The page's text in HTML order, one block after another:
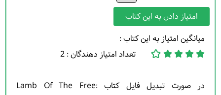
امتیاز دادن به این کتاب
میانگین امتیاز به این کتاب :
تعداد امتیاز دهندگان : 2
در صورت تبدیل فایل کتاب Lamb Of The Free: